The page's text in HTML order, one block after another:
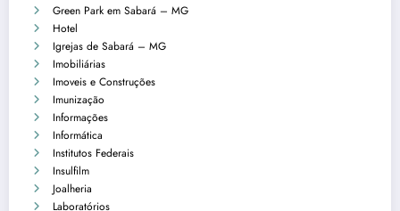
Green Park em Sabará – MG
Hotel
Igrejas de Sabará – MG
Imobiliárias
Imoveis e Construções
Imunização
Informações
Informática
Institutos Federais
Insulfilm
Joalheria
Laboratórios